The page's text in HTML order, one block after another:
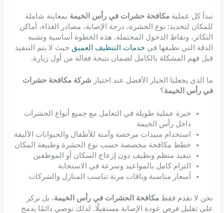
نبدأ كل عمليةمكافحة حشرات في رأس الخيمة بمعاينة شاملة
للمكان لتحديد: نوع الحشرة، درجة الإصابة، مصادر الغذاء، أماكن
التكاثر، ونقاط الدخول المحتملة. هذه الخطوة أساسية وتشبه
الدقة التي نطبقها فيخدمات التنظيف العميق حيث لا يتم التنفيذ
قبل فهم المشكلة بالكامل لضمان نتيجة فعالة من أول زيارة.
ما الذي يجعلنا الخيار الأفضل عند اختيار شركة مكافحة حشرات
في رأس الخيمة؟
خبرة عملية طويلة في التعامل مع جميع أنواع الحشرات
داخل رأس الخيمة
استخدام مبيدات مرخصة وآمنة للأطفال والحيوانات الأليفة
خطط مكافحة مخصصة حسب نوع الحشرة وطبيعة المكان
تنفيذ منظم ونظيف دون إزعاج السكان أو الموظفين
التزام كامل بالمواعيد وسرعة في الاستجابة
أسعار مناسبة وباقات مرنة تناسب المنازل والشركات
نحن لا نقدم فقطمكافحة الحشرات في رأس الخيمة، بل نركز
على تقليل فرص عودة الإصابة مستقبلًا. لذلك نوصي دائمًا بدمج